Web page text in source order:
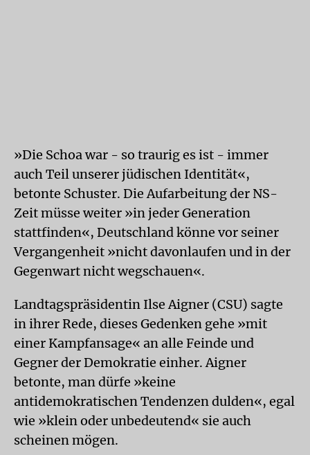
»Die Schoa war - so traurig es ist - immer
auch Teil unserer jüdischen Identität«,
betonte Schuster. Die Aufarbeitung der NS-
Zeit müsse weiter »in jeder Generation
stattfinden«, Deutschland könne vor seiner
Vergangenheit »nicht davonlaufen und in der
Gegenwart nicht wegschauen«.
Landtagspräsidentin Ilse Aigner (CSU) sagte
in ihrer Rede, dieses Gedenken gehe »mit
einer Kampfansage« an alle Feinde und
Gegner der Demokratie einher. Aigner
betonte, man dürfe »keine
antidemokratischen Tendenzen dulden«, egal
wie »klein oder unbedeutend« sie auch
scheinen mögen.